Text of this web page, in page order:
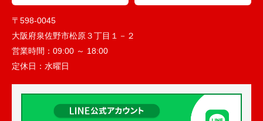
〒598-0045
大阪府泉佐野市松原３丁目１－２
営業時間： 09:00 ～ 18:00
定休日： 水曜日